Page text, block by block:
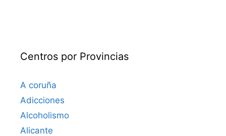
Centros por Provincias
A coruña
Adicciones
Alcoholismo
Alicante